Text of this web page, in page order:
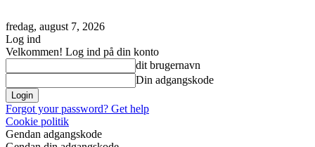
fredag, august 7, 2026
Log ind
Velkommen! Log ind på din konto
dit brugernavn
Din adgangskode
Forgot your password? Get help
Cookie politik
Gendan adgangskode